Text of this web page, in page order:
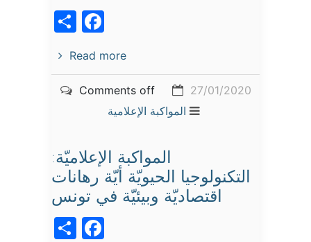
Read more
27/01/2020
Comments off
المواكبة الإعلامية
المواكبة الإعلاميّة:
التكنولوجيا الحيويّة أيّة رهانات
اقتصاديّة وبيئيّة في تونس